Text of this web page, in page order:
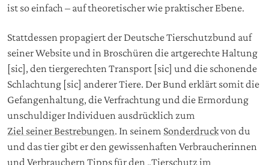
ist so einfach – auf theoretischer wie praktischer Ebene.
Stattdessen propagiert der Deutsche Tierschutzbund auf
seiner Website und in Broschüren die artgerechte Haltung
[sic], den tiergerechten Transport [sic] und die schonende
Schlachtung [sic] anderer Tiere. Der Bund erklärt somit die
Gefangenhaltung, die Verfrachtung und die Ermordung
unschuldiger Individuen ausdrücklich zum
Ziel seiner Bestrebungen. In seinem Sonderdruckvon du
und das tier gibt er den gewissenhaften Verbraucherinnen
und Verbrauchern Tipps für den „Tierschutz im